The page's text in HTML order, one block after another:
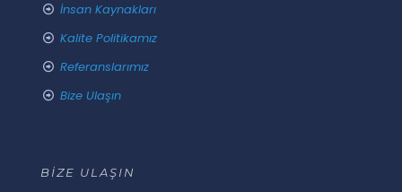
İnsan Kaynakları
Kalite Politikamız
Referanslarımız
Bize Ulaşın
BİZE ULAŞIN